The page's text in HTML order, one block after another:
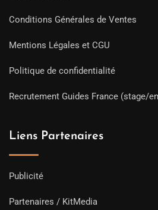
Conditions Générales de Ventes
Mentions Légales et CGU
Politique de confidentialité
Recrutement Guides France (stage/
Liens Partenaires
Publicité
Partenaires / KitMedia